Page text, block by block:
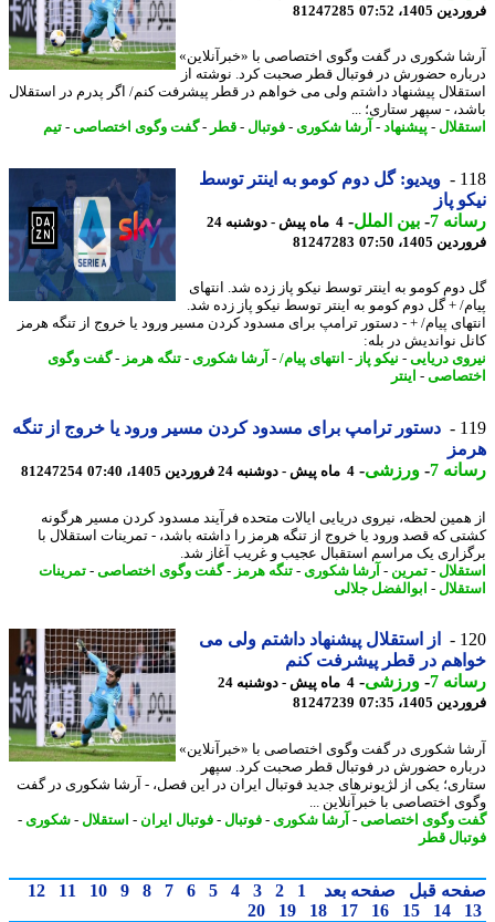
1405، 07:52
81247285
شکوری در گفت وگوی اختصاصی با «خبرآنلاین»
حضورش در فوتبال قطر صحبت کرد. نوشته از
پیشنهاد داشتم ولی می خواهم در قطر پیشرفت کنم/ اگر پدرم در استقلال
- سپهر ستاری؛ ...
-پیشنهاد-آرشا شکوری- فوتبال-قطر -گفت وگوی اختصاصی-تیم
ویدیو: گل دوم کومو به اینتر توسط
پاز
7
-بین الملل-
4 ماه پیش - دوشنبه 24
1405، 07:50
81247283
کومو به اینتر توسط نیکو پاز زده شد. انتهای
+ گل دوم کومو به اینتر توسط نیکو پاز زده شد.
پیام/ + - دستور ترامپ برای مسدود کردن مسیر ورود یا خروج از تنگه هرمز
نواندیش در بله:
دریایی -نیکو پاز- انتهای پیام/ -آرشا شکوری- تنگه هرمز- گفت وگوی
-اینتر
دستور ترامپ برای مسدود کردن مسیر ورود یا خروج از تنگه
7
-ورزشی-4 ماه پیش - دوشنبه 24 فروردین 1405، 07:40 81247254
لحظه، نیروی دریایی ایالات متحده فرآیند مسدود کردن مسیر هرگونه
که قصد ورود یا خروج از تنگه هرمز را داشته باشد، - تمرینات استقلال با
یک مراسم استقبال عجیب و غریب آغاز شد.
-تمرین- آرشا شکوری- تنگه هرمز- گفت وگوی اختصاصی-تمرینات
-ابوالفضل جلالی
از استقلال پیشنهاد داشتم ولی می
در قطر پیشرفت کنم
7
-ورزشی-
4 ماه پیش - دوشنبه 24
1405، 07:35
81247239
شکوری در گفت وگوی اختصاصی با «خبرآنلاین»
حضورش در فوتبال قطر صحبت کرد. سپهر
یکی از لژیونرهای جدید فوتبال ایران در این فصل، - آرشا شکوری در گفت
اختصاصی با خبرآنلاین ...
وگوی اختصاصی-آرشا شکوری- فوتبال-فوتبال ایران - استقلال-شکوری-
قطر
قبل صفحه بعد 1
2
3
4
5
6
7
8
9
10
11
12
14
15
16
17
18
19
20